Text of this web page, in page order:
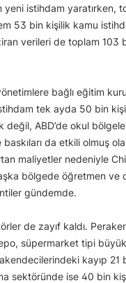
yeni istihdam yaratırken,
53 bin kişilik kamu
verileri de toplam 103
bağlı eğitim
tek ayda 50 bin kişi
değil, ABD’de okul
baskıları da etkili olmuş
maliyetler nedeniyle
bölgede öğretmen ve
gündemde.
de zayıf kaldı.
süpermarket tipi
kayıp 21
sektöründe ise 40 bin